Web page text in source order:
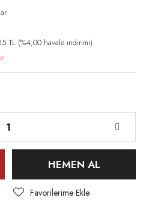
TL (%4,00 havale indirimi)
HEMEN AL